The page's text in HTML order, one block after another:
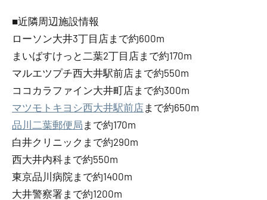
■近隣周辺施設情報
ローソン大井3丁目店まで約600m
まいばすけっと二葉2丁目店まで約170m
マルエツプチ西大井駅前店まで約550m
ココカラファイン大井町店まで約300m
マツモトキヨシ西大井駅前店まで約650m
品川二葉郵便局 まで約170m
白井クリニックまで約290m
西大井内科まで約550m
東京品川病院まで約1400m
大井警察署まで約1200m